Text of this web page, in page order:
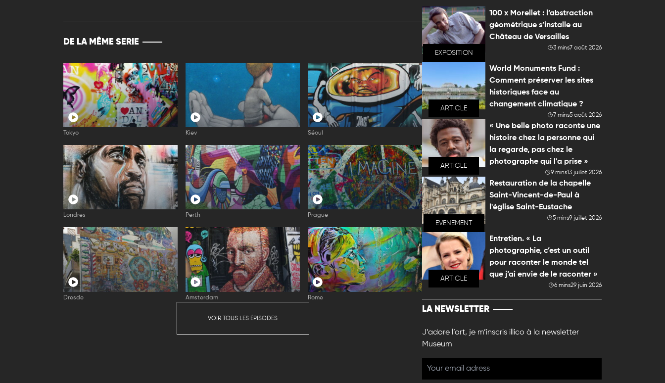
DE LA MÊME SERIE
Tokyo Kiev Séoul
Londres Perth Prague
Dresde Amsterdam Rome
VOIR TOUS LES ÉPISODES
EXPOSITION
100 x Morellet : l’abstraction
géométrique s’installe au
Château de Versailles
3 mins7 août 2026
ARTICLE
World Monuments Fund :
Comment préserver les sites
historiques face au
changement climatique ?
7 mins5 août 2026
ARTICLE
« Une belle photo raconte une
histoire chez la personne qui
la regarde, pas chez le
photographe qui l'a prise »
9 mins13 juillet 2026
EVENEMENT
Restauration de la chapelle
Saint-Vincent-de-Paul à
l'église Saint-Eustache
5 mins9 juillet 2026
ARTICLE
Entretien. « La
photographie, c’est un outil
pour raconter le monde tel
que j’ai envie de le raconter »
6 mins29 juin 2026
LA NEWSLETTER
J’adore l’art, je m’inscris illico à la newsletter
Museum